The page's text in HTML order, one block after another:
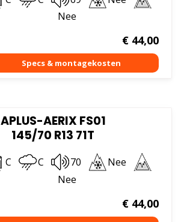
Nee
€44,00
APLUS-AERIX FS01
145/70 R13 71T
C C 70
Nee
Nee
€44,00